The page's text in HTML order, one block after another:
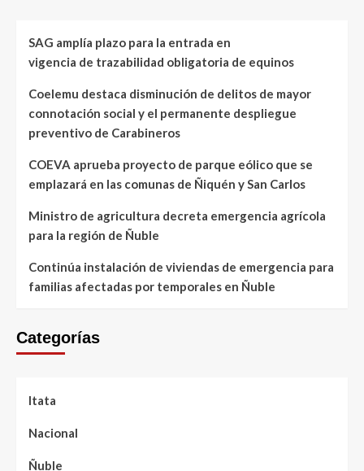
SAG amplía plazo para la entrada en
vigencia de trazabilidad obligatoria de equinos
Coelemu destaca disminución de delitos de mayor
connotación social y el permanente despliegue
preventivo de Carabineros
COEVA aprueba proyecto de parque eólico que se
emplazará en las comunas de Ñiquén y San Carlos
Ministro de agricultura decreta emergencia agrícola
para la región de Ñuble
Continúa instalación de viviendas de emergencia para
familias afectadas por temporales en Ñuble
Categorías
Itata
Nacional
Ñuble